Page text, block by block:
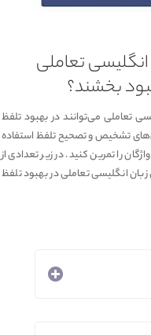
انگلیسی تعاملی
بخشند؟
تعاملی می‌توانند در بهبود تلفظ
تشخیص و تصحیح تلفظ استفاده
را تمرین کنید. در زیر تعدادی از
انگلیسی تعاملی در بهبود تلفظ